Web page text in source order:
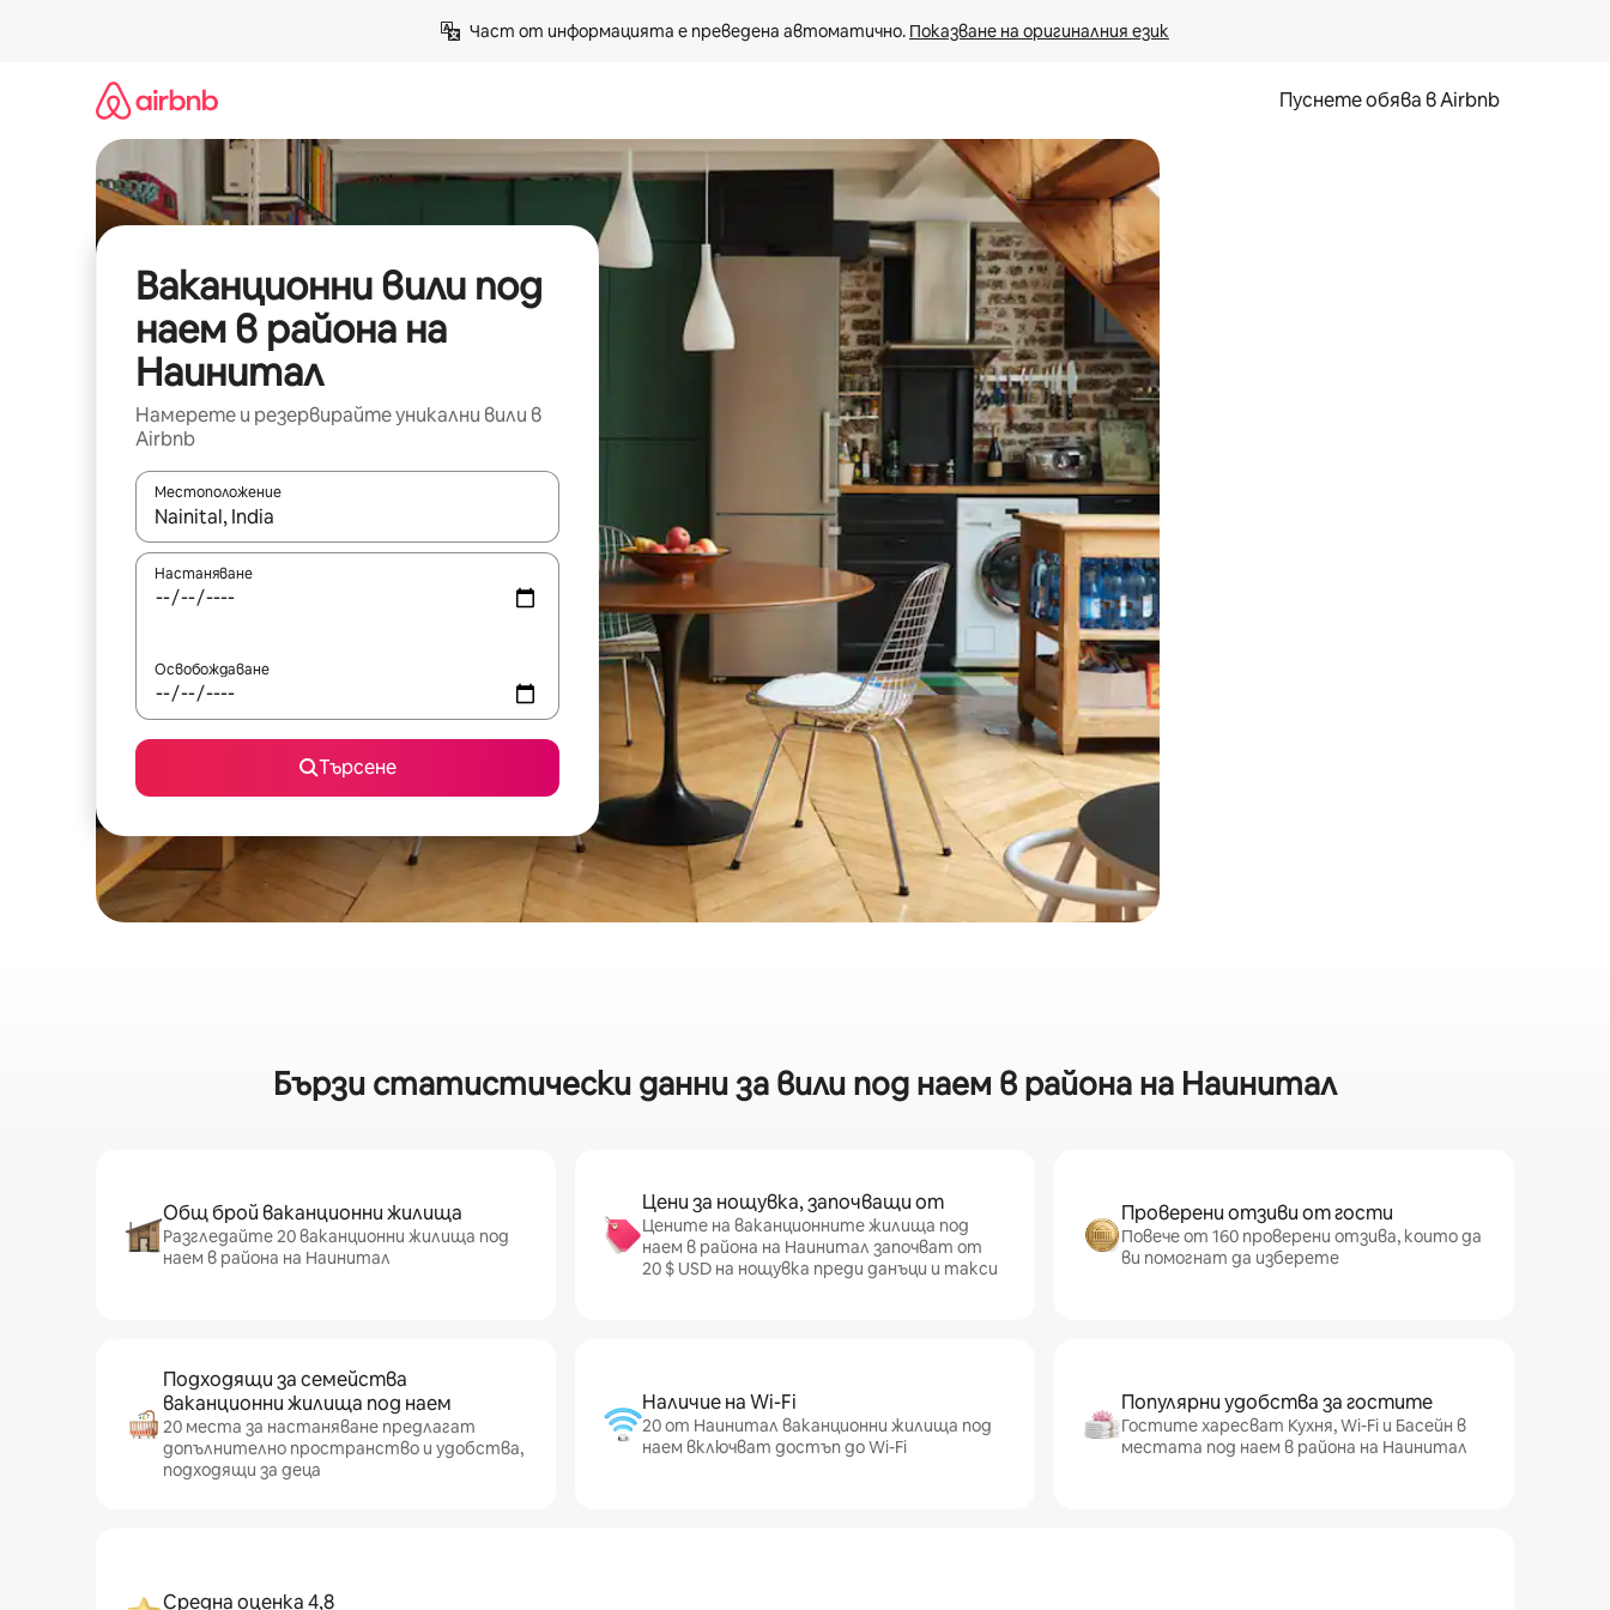
Част от информацията е преведена автоматично. Показване на оригиналния език
Пуснете обява в Airbnb
Ваканционни вили под
наем в района на
Наинитал
Намерете и резервирайте уникални вили в
Airbnb
Местоположение
Когато резултатите се покажат, използвайте клавишите със стрелки нагоре и надолу или навигирайте с докосване или плъзгане.
Настаняване
Освобождаване
Търсене
Бързи статистически данни за вили под наем в района на Наинитал
Общ брой ваканционни жилища
Разгледайте 20 ваканционни жилища под
наем в района на Наинитал
Цени за нощувка, започващи от
Цените на ваканционните жилища под
наем в района на Наинитал започват от
20 $ USD на нощувка преди данъци и такси
Проверени отзиви от гости
Повече от 160 проверени отзива, които да
ви помогнат да изберете
Подходящи за семейства
ваканционни жилища под наем
20 места за настаняване предлагат
допълнително пространство и удобства,
подходящи за деца
Наличие на Wi-Fi
20 от Наинитал ваканционни жилища под
наем включват достъп до Wi-Fi
Популярни удобства за гостите
Гостите харесват Кухня, Wi-Fi и Басейн в
местата под наем в района на Наинитал
Средна оценка 4,8